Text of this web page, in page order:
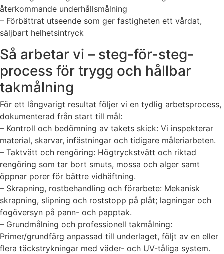
återkommande underhållsmålning
– Förbättrat utseende som ger fastigheten ett vårdat,
säljbart helhetsintryck
Så arbetar vi – steg-för-steg-
process för trygg och hållbar
takmålning
För ett långvarigt resultat följer vi en tydlig arbetsprocess,
dokumenterad från start till mål:
– Kontroll och bedömning av takets skick: Vi inspekterar
material, skarvar, infästningar och tidigare måleriarbeten.
– Taktvätt och rengöring: Högtryckstvätt och riktad
rengöring som tar bort smuts, mossa och alger samt
öppnar porer för bättre vidhäftning.
– Skrapning, rostbehandling och förarbete: Mekanisk
skrapning, slipning och roststopp på plåt; lagningar och
fogöversyn på pann- och papptak.
– Grundmålning och professionell takmålning:
Primer/grundfärg anpassad till underlaget, följt av en eller
flera täckstrykningar med väder- och UV-tåliga system.